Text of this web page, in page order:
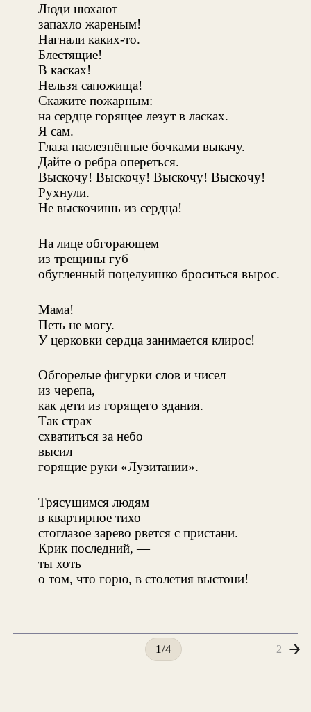
Люди нюхают —
запахло жареным!
Нагнали каких-то.
Блестящие!
В касках!
Нельзя сапожища!
Скажите пожарным:
на сердце горящее лезут в ласках.
Я сам.
Глаза наслезнённые бочками выкачу.
Дайте о ребра опереться.
Выскочу! Выскочу! Выскочу! Выскочу!
Рухнули.
Не выскочишь из сердца!
На лице обгорающем
из трещины губ
обугленный поцелуишко броситься вырос.
Мама!
Петь не могу.
У церковки сердца занимается клирос!
Обгорелые фигурки слов и чисел
из черепа,
как дети из горящего здания.
Так страх
схватиться за небо
высил
горящие руки «Лузитании».
Трясущимся людям
в квартирное тихо
стоглазое зарево рвется с пристани.
Крик последний, —
ты хоть
о том, что горю, в столетия выстони!
1/4 2